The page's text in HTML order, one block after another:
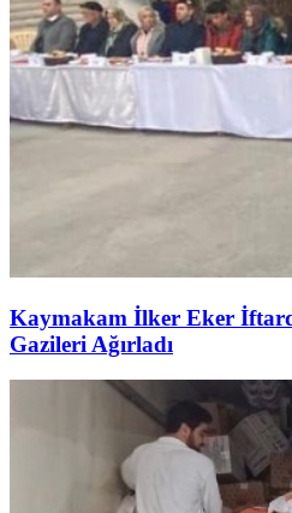
Kaymakam İlker Eker
Gazileri Ağırladı